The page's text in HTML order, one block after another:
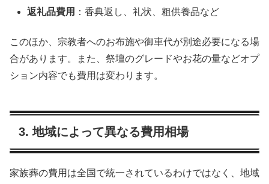
返礼品費用 ：香典返し、礼状、粗供養品など
このほか、宗教者へのお布施や御車代が別途必要になる場
合があります。また、祭壇のグレードやお花の量などオプ
ション内容でも費用は変わります。
3. 地域によって異なる費用相場
家族葬の費用は全国で統一されているわけではなく、地域